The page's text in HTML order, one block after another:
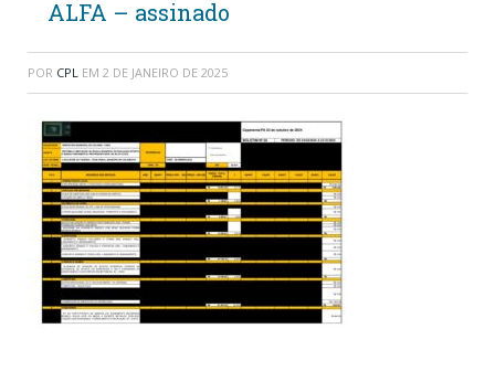
ALFA – assinado
POR CPL EM 2 DE JANEIRO DE 2025